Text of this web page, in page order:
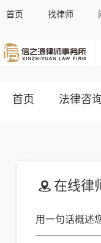
首页 找律师
首页 法律咨
在线律